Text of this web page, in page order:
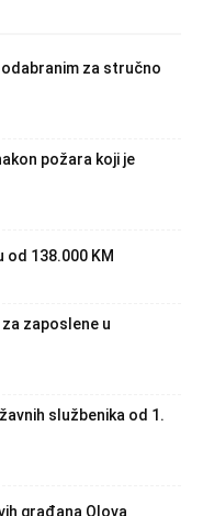
za stručno
požara koji je
138.000 KM
zaposlene u
službenika od 1.
građana Olova